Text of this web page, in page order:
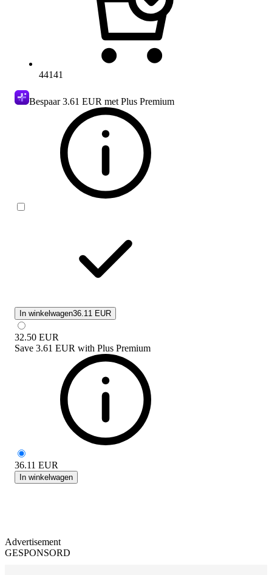
44141
Bespaar3.61 EUR met Plus Premium
In winkelwagen36.11 EUR
32.50 EUR
Save 3.61 EUR with Plus Premium
36.11 EUR
In winkelwagen
Advertisement
GESPONSORD